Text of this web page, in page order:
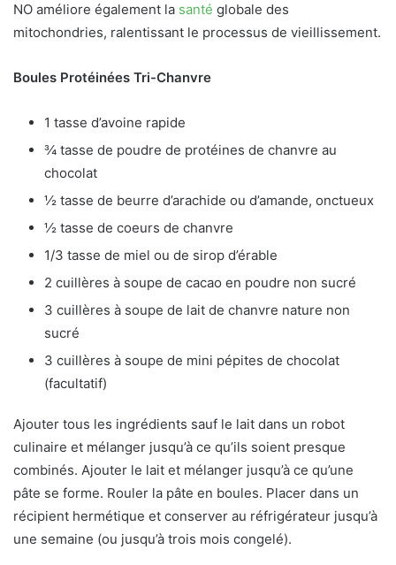
NO améliore également la santé globale des
mitochondries, ralentissant le processus de vieillissement.
Boules Protéinées Tri-Chanvre
1 tasse d’avoine rapide
¾ tasse de poudre de protéines de chanvre au
chocolat
½ tasse de beurre d’arachide ou d’amande, onctueux
½ tasse de coeurs de chanvre
1/3 tasse de miel ou de sirop d’érable
2 cuillères à soupe de cacao en poudre non sucré
3 cuillères à soupe de lait de chanvre nature non
sucré
3 cuillères à soupe de mini pépites de chocolat
(facultatif)
Ajouter tous les ingrédients sauf le lait dans un robot
culinaire et mélanger jusqu’à ce qu’ils soient presque
combinés. Ajouter le lait et mélanger jusqu’à ce qu’une
pâte se forme. Rouler la pâte en boules. Placer dans un
récipient hermétique et conserver au réfrigérateur jusqu’à
une semaine (ou jusqu’à trois mois congelé).